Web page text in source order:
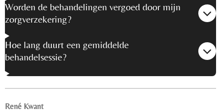
Worden de behandelingen vergoed door mijn
zorgverzekering?
Hoe lang duurt een gemiddelde
behandelsessie?
René Kwant